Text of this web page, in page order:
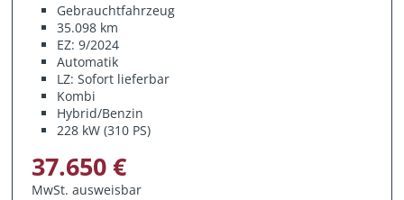
Gebrauchtfahrzeug
35.098 km
EZ: 9/2024
Automatik
LZ: Sofort lieferbar
Kombi
Hybrid/Benzin
228 kW (310 PS)
37.650 €
MwSt. ausweisbar